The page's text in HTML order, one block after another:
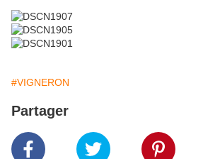
#VIGNERON
Partager